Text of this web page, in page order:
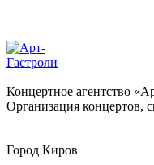
Концертное агентство
Организация концертов,
Город Киров